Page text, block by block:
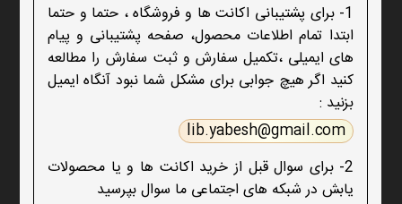
1- برای پشتیبانی اکانت ها و فروشگاه ، حتما و حتما
ابتدا تمام اطلاعات محصول، صفحه پشتیبانی و پیام
های ایمیلی ،تکمیل سفارش و ثبت سفارش را مطالعه
کنید اگر هیچ جوابی برای مشکل شما نبود آنگاه ایمیل
بزنید :
lib.yabesh@gmail.com
2- برای سوال قبل از خرید اکانت ها و یا محصولات
یابش در شبکه های اجتماعی ما سوال بپرسید